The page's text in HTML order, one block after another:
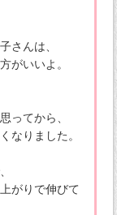
さんは、
がいいよ。
ってから、
なりました。
がりで伸びて